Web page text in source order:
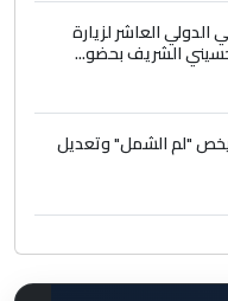
الدولي العاشر لزيارة
الشريف بحضو...
يخص "لم الشمل" وتعديل